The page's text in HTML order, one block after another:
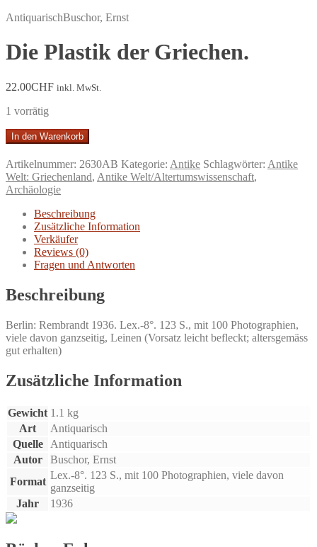
AntiquarischBuschor, Ernst
Die Plastik der Griechen.
22.00CHF inkl. MwSt.
1 vorrätig
Die
Plastik
der
Griechen.
Menge
In den Warenkorb
Artikelnummer: 2630AB Kategorie: Antike Schlagwörter: Antike
Welt: Griechenland, Antike Welt/Altertumswissenschaft,
Archäologie
Beschreibung
Zusätzliche Information
Verkäufer
Reviews (0)
Fragen und Antworten
Beschreibung
Berlin: Rembrandt 1936. Lex.-8°. 123 S., mit 100 Photographien,
viele davon ganzseitig, Leinen (Vorsatz leicht befleckt; altersgemäss
gut erhalten)
Zusätzliche Information
Gewicht 1.1 kg
Art
Antiquarisch
Quelle
Antiquarisch
Autor
Buschor, Ernst
Format
Lex.-8°. 123 S., mit 100 Photographien, viele davon
ganzseitig
Jahr
1936